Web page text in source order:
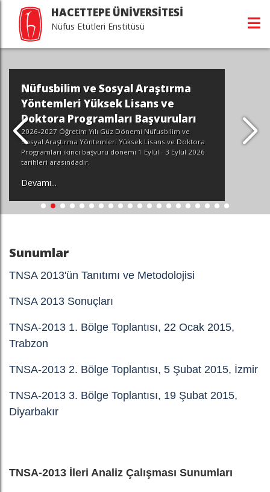
HACETTEPE ÜNİVERSİTESİ
Nüfus Etütleri Enstitüsü
Nüfusbilim ve Sosyal Araştırma
Yöntemleri Yüksek Lisans ve
Doktora Programları Başvuruları
2026-2027 Öğretim Yılı Güz Dönemi Nüfusbilim ve
Sosyal Araştırma Yöntemleri Yüksek Lisans ve Doktora
Programları ikinci başvuru dönemi 1 Eylül - 3 Eylül 2026
tarihleri arasındadır.
Devamı...
Sunumlar
TNSA 2013'ün Tanıtımı ve Metodolojisi
TNSA 2013 Sonuçları
TNSA-2013 1. Bölge Toplantısı, 22 Ocak 2015,
Trabzon
TNSA-2013 2. Bölge Toplantısı, 5 Şubat 2015, İzmir
TNSA-2013 3. Bölge Toplantısı, 19 Şubat 2015,
Diyarbakır
TNSA-2013 İleri Analiz Çalışması Sunumları